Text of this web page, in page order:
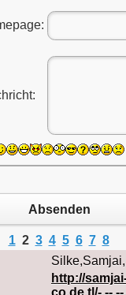
Absenden
1 2 3 4 5 6 7 8
http://